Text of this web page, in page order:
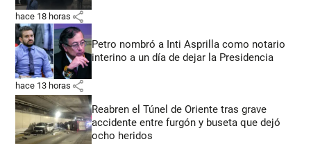
hace 18 horas share
Petro nombró a Inti Asprilla como notario
interino a un día de dejar la Presidencia
hace 13 horas share
Reabren el Túnel de Oriente tras grave
accidente entre furgón y buseta que dejó
ocho heridos